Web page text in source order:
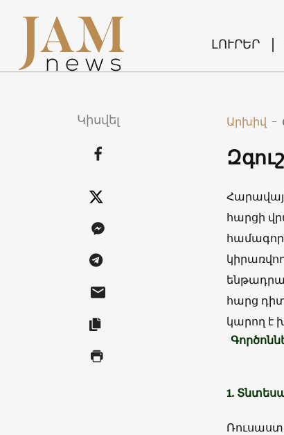
ԼՈՒՐԵՐ
Կիսվել Արխիվ -
հարցի
հարց
կարող է
1.